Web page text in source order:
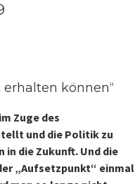
können“
Zuge des
und die Politik zu
die Zukunft. Und die
„Aufsetzpunkt“ einmal